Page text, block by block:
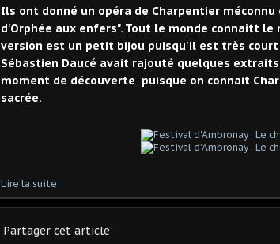
Ils ont donné un opéra de Charpentier
d'Orphée aux enfers". Tout le monde connaitt
version est un petit bijou puisqu'il est très
Sébastien Daucé avait rajouté quelques
moment de découverte puisque on connait
sacrée.
Lire la suite
Partager cet article